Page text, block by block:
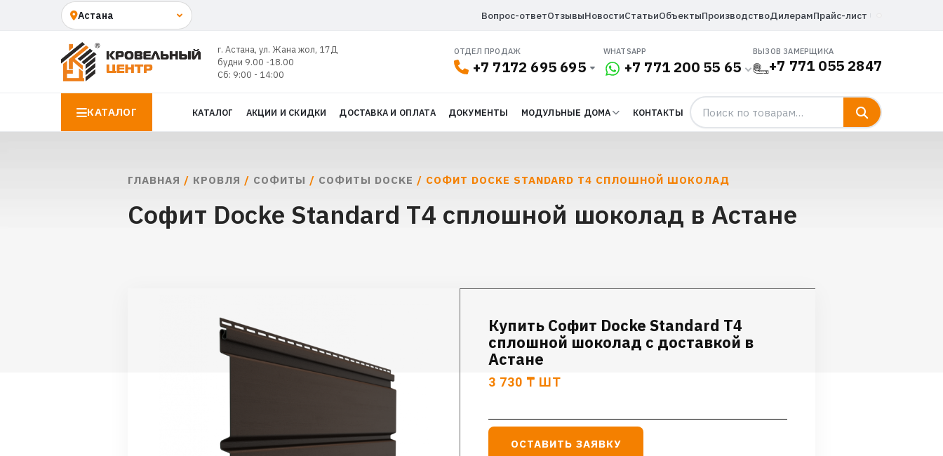
Вопрос-ответОтзывыНовостиСтатьиОбъектыПроизводствоДилерамПрайс-лист
г. Астана, ул. Жана жол, 17Д
будни 9.00 -18.00
Сб: 9:00 - 14:00
ОТДЕЛ ПРОДАЖ
+7 7172 695 695
WHATSAPP
+7 771 200 55 65
ВЫЗОВ ЗАМЕРЩИКА
+7 771 055 2847
КАТАЛОГ КАТАЛОГ АКЦИИ И СКИДКИ ДОСТАВКА И ОПЛАТА ДОКУМЕНТЫ МОДУЛЬНЫЕ ДОМА КОНТАКТЫ
ГЛАВНАЯ / КРОВЛЯ / СОФИТЫ / СОФИТЫ DOCKE / СОФИТ DOCKE STANDARD T4 СПЛОШНОЙ ШОКОЛАД
Софит Docke Standard T4 сплошной шоколад в Астане
Купить Софит Docke Standard T4
сплошной шоколад с доставкой в
Астане
3 730 ₸ ШТ
ОСТАВИТЬ ЗАЯВКУ